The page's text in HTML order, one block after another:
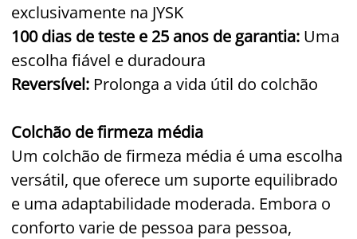
exclusivamente na JYSK
100 dias de teste e 25 anos de garantia: Uma
escolha fiável e duradoura
Reversível: Prolonga a vida útil do colchão
Colchão de firmeza média
Um colchão de firmeza média é uma escolha
versátil, que oferece um suporte equilibrado
e uma adaptabilidade moderada. Embora o
conforto varie de pessoa para pessoa,